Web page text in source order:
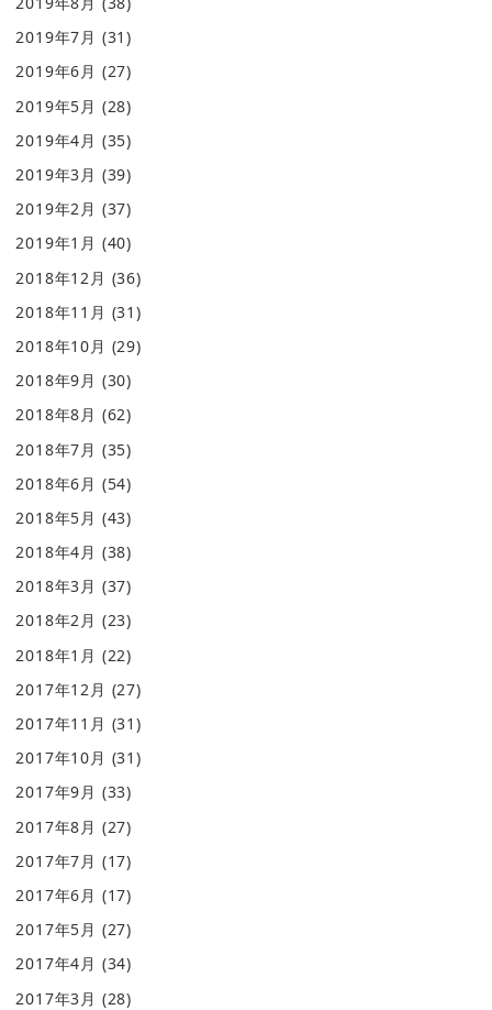
2019年7月 (31)
2019年6月 (27)
2019年5月 (28)
2019年4月 (35)
2019年3月 (39)
2019年2月 (37)
2019年1月 (40)
2018年12月 (36)
2018年11月 (31)
2018年10月 (29)
2018年9月 (30)
2018年8月 (62)
2018年7月 (35)
2018年6月 (54)
2018年5月 (43)
2018年4月 (38)
2018年3月 (37)
2018年2月 (23)
2018年1月 (22)
2017年12月 (27)
2017年11月 (31)
2017年10月 (31)
2017年9月 (33)
2017年8月 (27)
2017年7月 (17)
2017年6月 (17)
2017年5月 (27)
2017年4月 (34)
2017年3月 (28)